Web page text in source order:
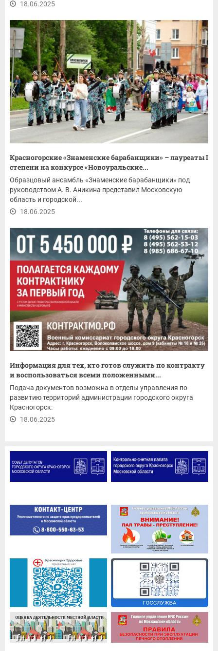
18.06.2025
Красногорские «Знаменские барабанщики» – лауреаты I
степени на конкурсе «Новоуральские...
Образцовый ансамбль «Знаменские барабанщики» под
руководством А. В. Аникина представил Московскую
область и городской...
18.06.2025
Информация для тех, кто готов служить по контракту
и воспользоваться всеми положенными...
Подача документов возможна в отделы управления по
развитию территорий администрации городского округа
Красногорск:
18.06.2025